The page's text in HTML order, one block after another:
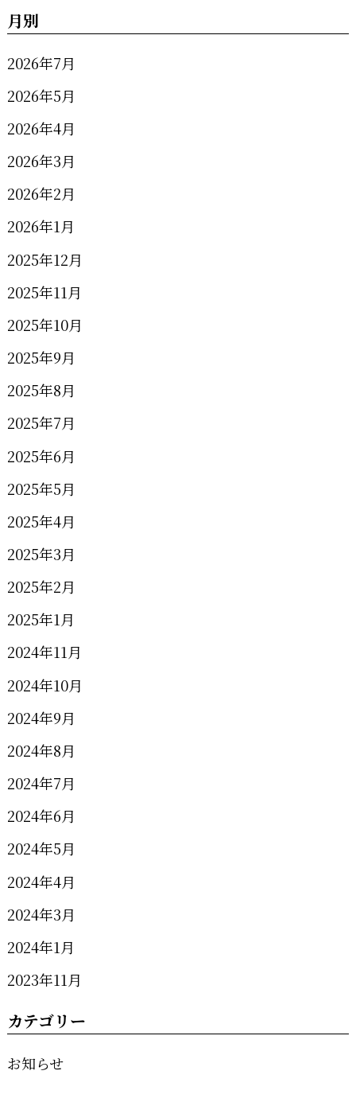
月別
2026年7月
2026年5月
2026年4月
2026年3月
2026年2月
2026年1月
2025年12月
2025年11月
2025年10月
2025年9月
2025年8月
2025年7月
2025年6月
2025年5月
2025年4月
2025年3月
2025年2月
2025年1月
2024年11月
2024年10月
2024年9月
2024年8月
2024年7月
2024年6月
2024年5月
2024年4月
2024年3月
2024年1月
2023年11月
カテゴリー
お知らせ